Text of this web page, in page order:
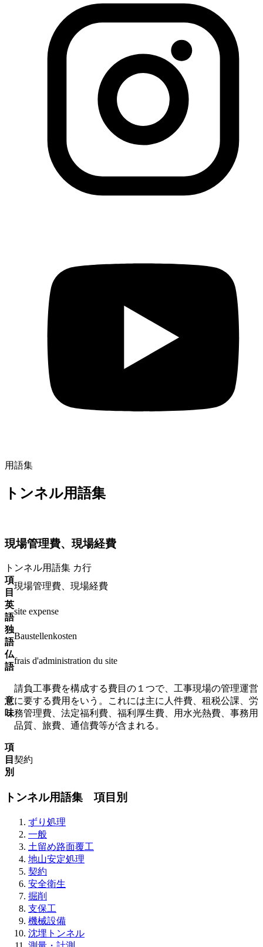
用語集
トンネル用語集
現場管理費、現場経費
トンネル用語集 カ行
項
目
現場管理費、現場経費
英
語
site expense
独
語
Baustellenkosten
仏
語
frais d'administration du site
意
味
請負工事費を構成する費目の１つで、工事現場の管理運営
に要する費用をいう。これには主に人件費、租税公課、労
務管理費、法定福利費、福利厚生費、用水光熱費、事務用
品質、旅費、通信費等が含まれる。
項
目
別
契約
トンネル用語集 項目別
ずり処理
一般
土留め路面覆工
地山安定処理
契約
安全衛生
掘削
支保工
機械設備
沈埋トンネル